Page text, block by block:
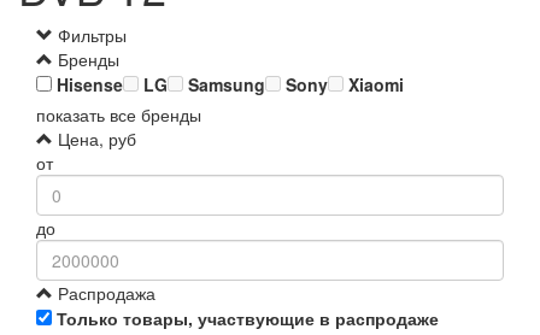
Фильтры
Бренды
Hisense
LG Samsung Sony
Xiaomi
показать все бренды
Цена, руб
от
до
Распродажа
Только товары, участвующие в распродаже